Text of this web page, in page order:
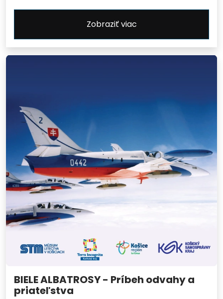
Zobraziť viac
BIELE ALBATROSY - Príbeh odvahy a
priateľstva